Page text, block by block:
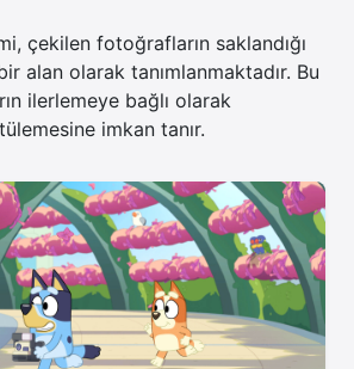
çekilen fotoğrafların saklandığı
alan olarak tanımlanmaktadır. Bu
ilerlemeye bağlı olarak
imkan tanır.